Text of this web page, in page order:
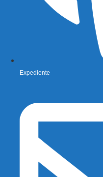
Expediente